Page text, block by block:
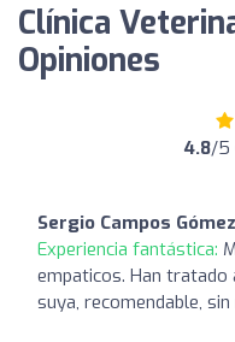
Clínica
Opiniones
4.8/5
Sergio Campos Gómez
Experiencia fantástica:
empaticos. Han
suya, recomendable, sin